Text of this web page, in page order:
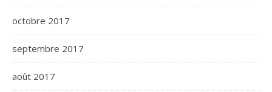
octobre 2017
septembre 2017
août 2017